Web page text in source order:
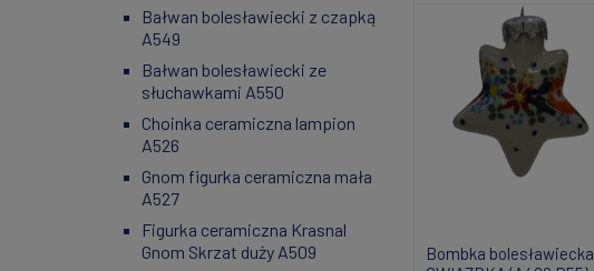
Bałwan bolesławiecki z czapką
A549
Bałwan bolesławiecki ze
słuchawkami A550
Choinka ceramiczna lampion
A526
Gnom figurka ceramiczna mała
A527
Figurka ceramiczna Krasnal
Gnom Skrzat duży A509
Bombka bolesławiecka